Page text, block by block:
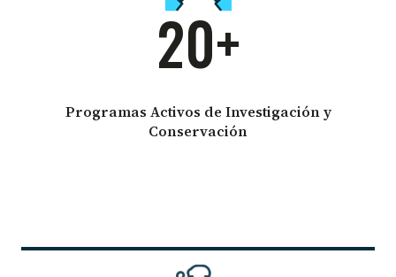
20+
Programas Activos de Investigación y
Conservación